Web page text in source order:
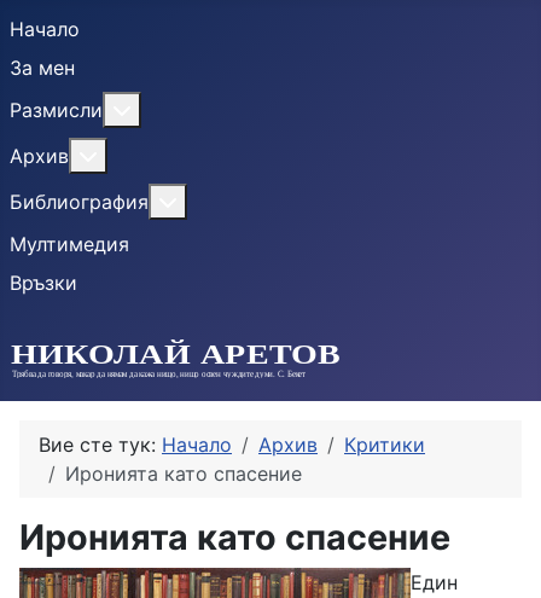
Начало
За мен
Размисли
Архив
Библиография
Мултимедия
Връзки
Вие сте тук: Начало Архив
Критики
Иронията като спасение
Иронията като спасение
Един